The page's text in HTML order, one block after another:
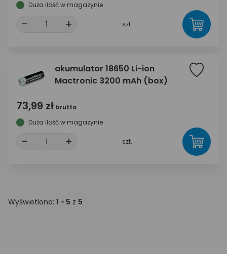
Duża ilość w magazynie
- + szt.
akumulator 18650 Li-ion
Mactronic 3200 mAh (box)
73,99 zł brutto
Duża ilość w magazynie
- + szt.
Wyświetlono: 1 - 5 z 5